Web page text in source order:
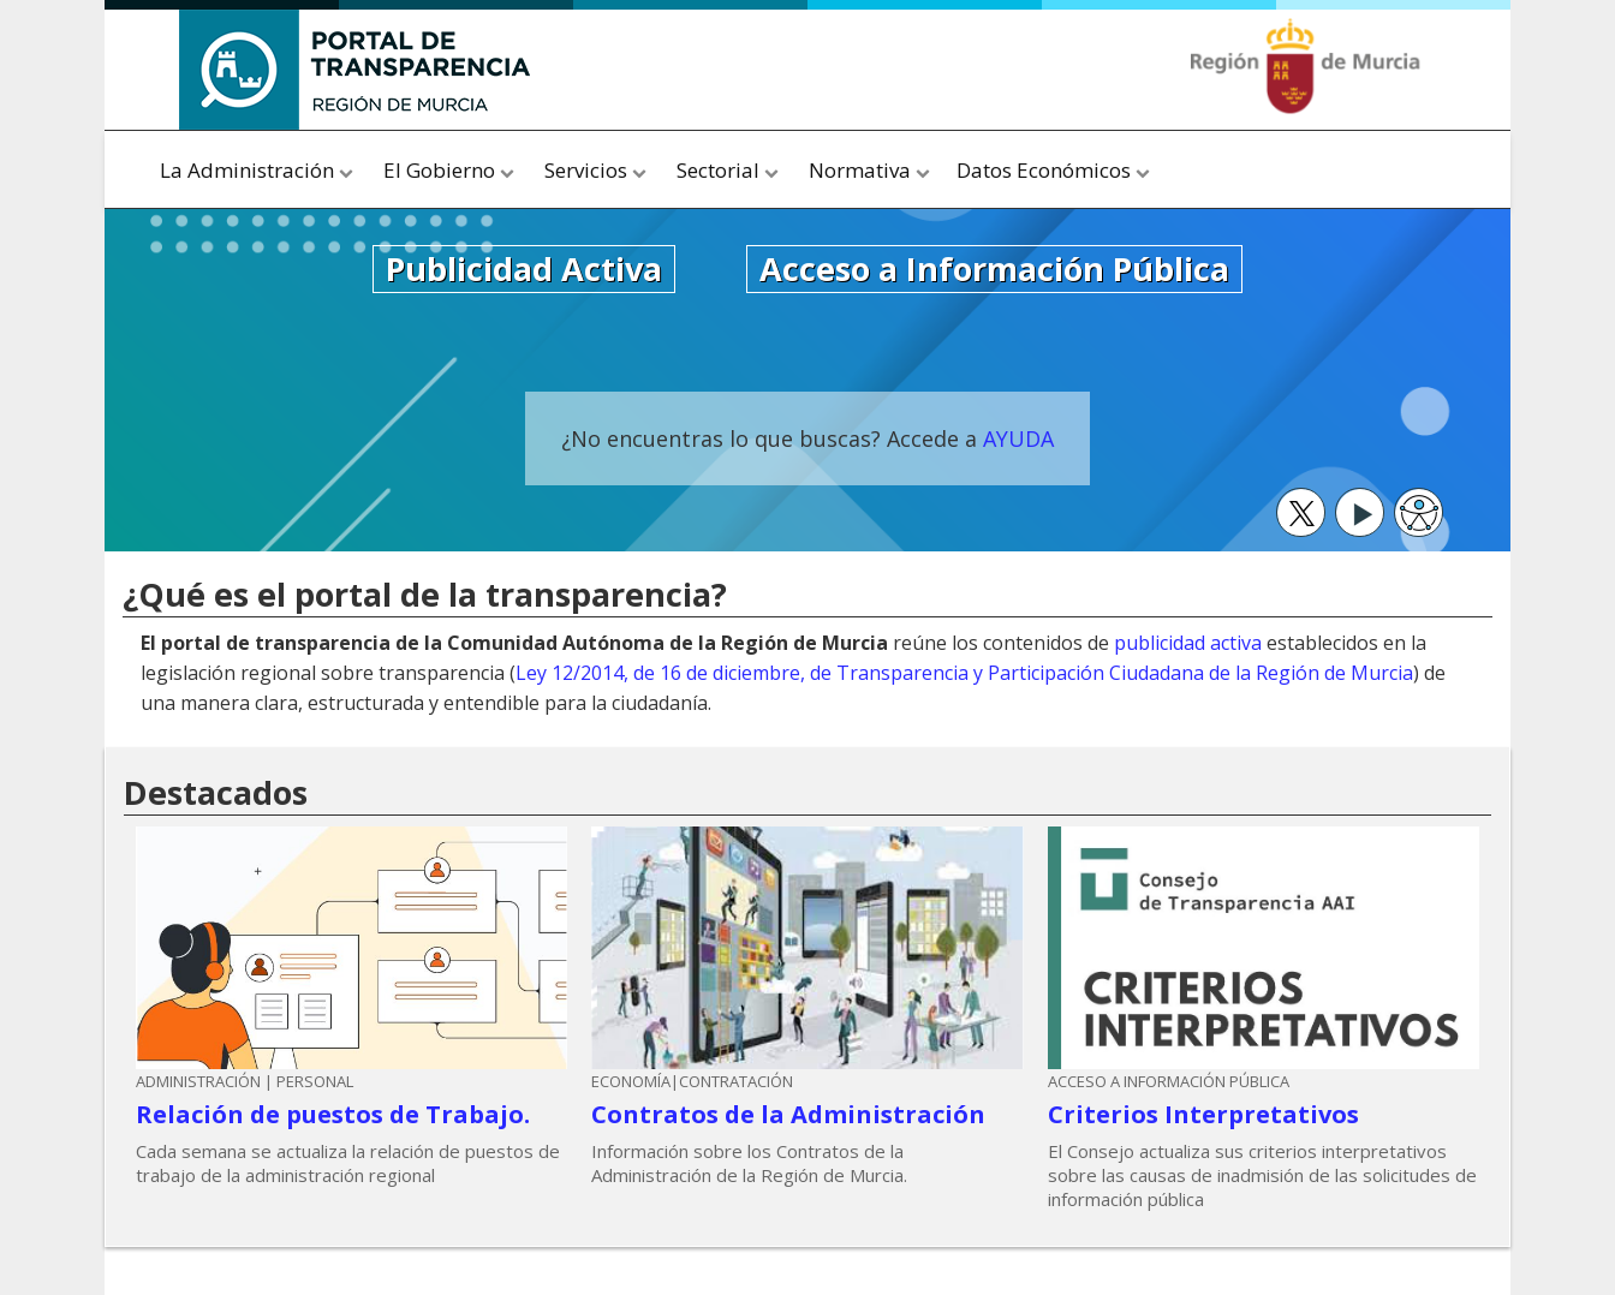
Saltar al contenido
La Administración El Gobierno Servicios Sectorial Normativa Datos Económicos
Publicidad Activa Acceso a Información Pública
¿No encuentras lo que buscas? Accede a AYUDA
Twitter
YoutubeAccesibilidad
¿Qué es el portal de la transparencia?
El portal de transparencia de la Comunidad Autónoma de la Región de Murcia reúne los contenidos de publicidad activa establecidos en la
legislación regional sobre transparencia (Ley 12/2014, de 16 de diciembre, de Transparencia y Participación Ciudadana de la Región de Murcia) de
una manera clara, estructurada y entendible para la ciudadanía.
Destacados
ADMINISTRACIÓN | PERSONAL
Relación de puestos de Trabajo.
Cada semana se actualiza la relación de puestos de
trabajo de la administración regional
ECONOMÍA|CONTRATACIÓN
Contratos de la Administración
Información sobre los Contratos de la
Administración de la Región de Murcia.
ACCESO A INFORMACIÓN PÚBLICA
Criterios Interpretativos
El Consejo actualiza sus criterios interpretativos
sobre las causas de inadmisión de las solicitudes de
información pública